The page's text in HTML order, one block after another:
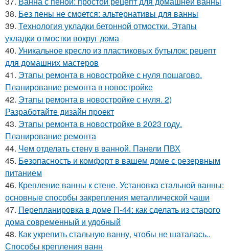
38. Без пены не смоется: альтернативы для ванны
39. Технология укладки бетонной отмостки. Этапы
укладки отмостки вокруг дома
40. Уникальное кресло из пластиковых бутылок: рецепт
для домашних мастеров
41. Этапы ремонта в новостройке с нуля пошагово.
Планирование ремонта в новостройке
42. Этапы ремонта в новостройке с нуля. 2)
Разработайте дизайн проект
43. Этапы ремонта в новостройке в 2023 году.
Планирование ремонта
44. Чем отделать стену в ванной. Панели ПВХ
45. Безопасность и комфорт в вашем доме с резервным
питанием
46. Крепление ванны к стене. Установка стальной ванны:
основные способы закрепления металлической чаши
47. Перепланировка в доме П-44: как сделать из старого
дома современный и удобный
48. Как укрепить стальную ванну, чтобы не шаталась..
Способы крепления ванн